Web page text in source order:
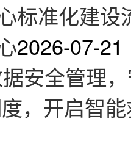
标准化建
2026-07-21
安全管理
，开启智